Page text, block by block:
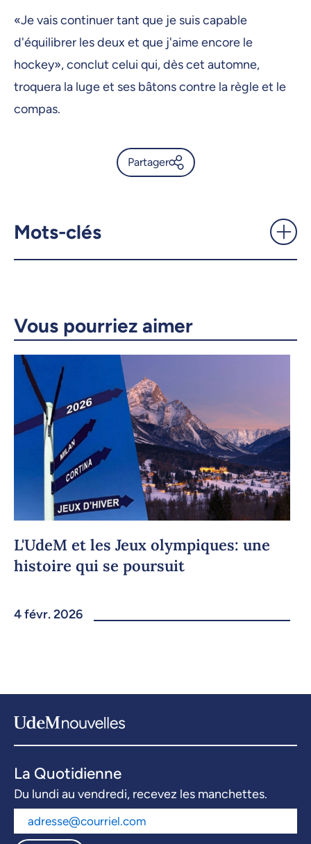
«Je vais continuer tant que je suis capable
d'équilibrer les deux et que j'aime encore le
hockey», conclut celui qui, dès cet automne,
troquera la luge et ses bâtons contre la règle et le
compas.
Partager
LinkedIn
Copier le lien
Mots-clés
Vous pourriez aimer
L'UdeM et les Jeux olympiques: une
histoire qui se poursuit
4 févr. 2026
La Quotidienne
Du lundi au vendredi, recevez les manchettes.